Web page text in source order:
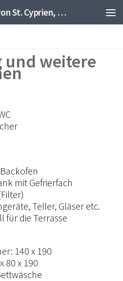
Ferienhaus am Strand von St. Cyprien, Frankreich
und weitere
mit Gefrierfach
Teller, Gläser etc.
die Terrasse
140 x 190
x 190